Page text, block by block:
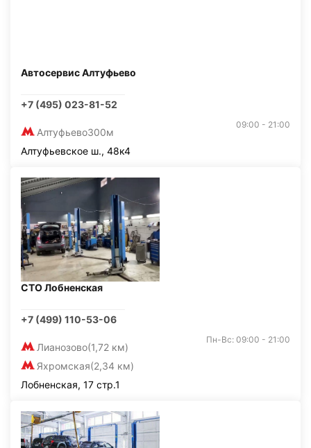
Автосервис Алтуфьево
+7 (495) 023-81-52
Алтуфьево300м
09:00 - 21:00
Алтуфьевское ш., 48к4
СТО Лобненская
+7 (499) 110-53-06
Лианозово(1,72 км)
Яхромская(2,34 км)
Пн-Вс: 09:00 - 21:00
Лобненская, 17 стр.1